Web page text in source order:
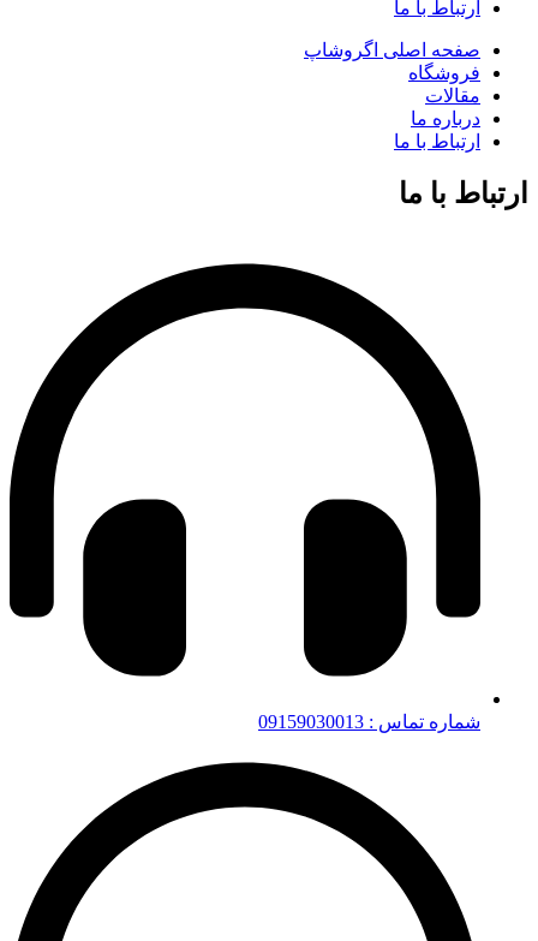
ارتباط با ما
صفحه اصلی اگروشاپ
فروشگاه
مقالات
درباره ما
ارتباط با ما
ارتباط با ما
شماره تماس : 09159030013